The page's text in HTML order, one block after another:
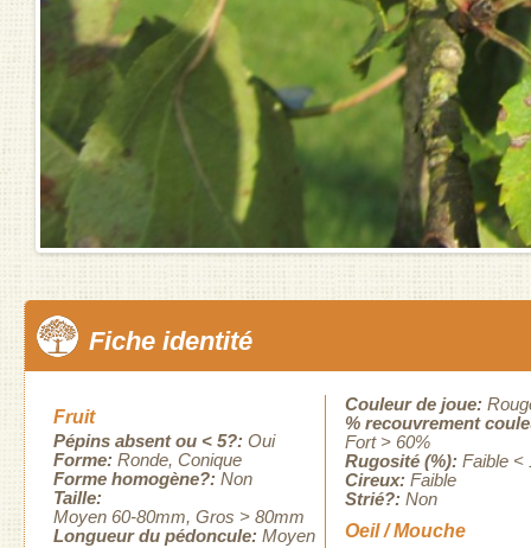
Fiche identité
Fruit
Pépins absent ou < 5?:Oui
Forme:Ronde Conique
Forme homogène?:Non
Taille:
Moyen 60-80mm Gros > 80mm
Longueur du pédoncule:Moyen
Couleur de joue:
% recouvrement
Fort > 60%
Rugosité (%):Faible <
Cireux:Faible
Strié?:Non
Oeil / Mouche